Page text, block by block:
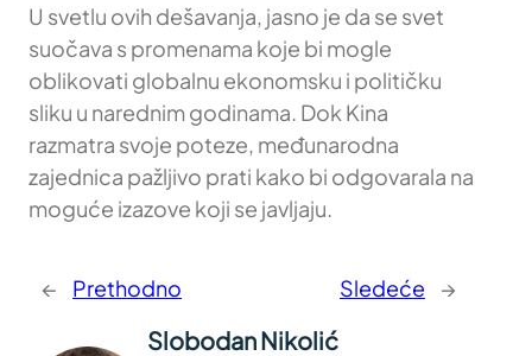
U svetlu ovih dešavanja, jasno je da se svet
suočava s promenama koje bi mogle
oblikovati globalnu ekonomsku i političku
sliku u narednim godinama. Dok Kina
razmatra svoje poteze, međunarodna
zajednica pažljivo prati kako bi odgovarala na
moguće izazove koji se javljaju.
← Prethodno Sledeće →
Slobodan Nikolić